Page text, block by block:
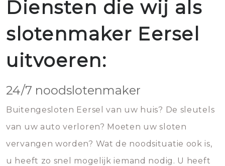
Diensten die wij als
slotenmaker Eersel
uitvoeren:
24/7 noodslotenmaker
Buitengesloten Eersel van uw huis? De sleutels
van uw auto verloren? Moeten uw sloten
vervangen worden? Wat de noodsituatie ook is,
u heeft zo snel mogelijk iemand nodig. U heeft